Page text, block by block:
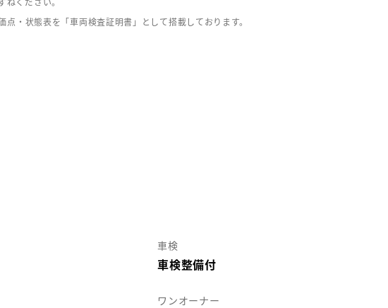
・状態表を「車両検査証明書」として搭載しております。
車検
車検整備付
ワンオーナー